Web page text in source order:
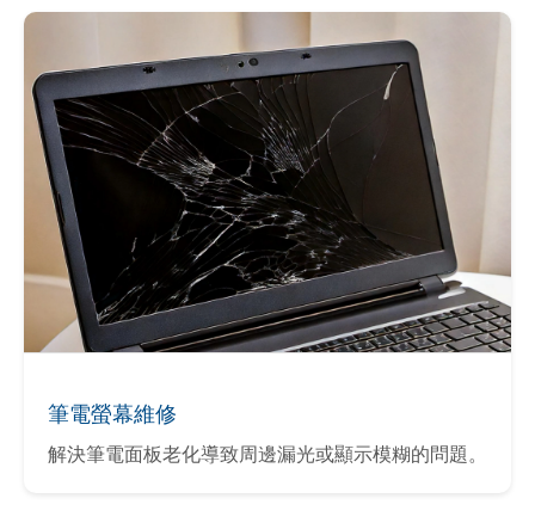
筆電螢幕維修
解決筆電面板老化導致周邊漏光或顯示模糊的問題。